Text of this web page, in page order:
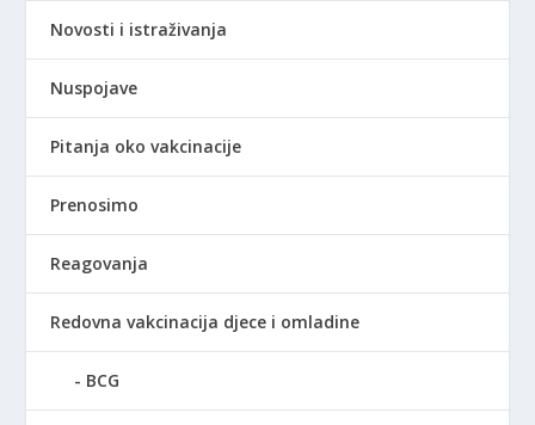
Novosti i istraživanja
Nuspojave
Pitanja oko vakcinacije
Prenosimo
Reagovanja
Redovna vakcinacija djece i omladine
BCG